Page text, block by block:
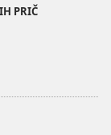
PRIČ